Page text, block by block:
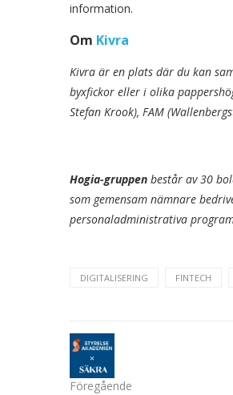
information.
Om Kivra
Kivra är en plats där du kan
byxfickor eller i olika
Stefan Krook), FAM
Hogia-gruppen består av 30
som gemensam nämnare
personaladministrativa
DIGITALISERING FINTECH
Föregående